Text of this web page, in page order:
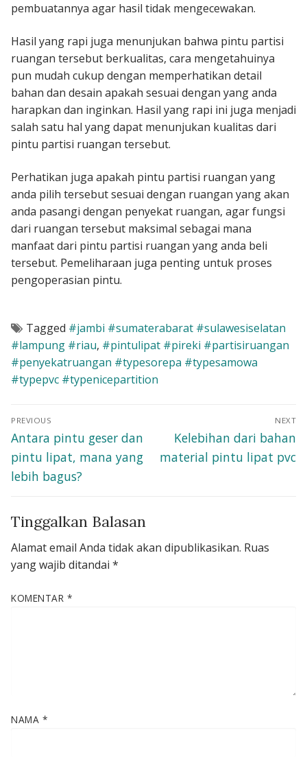
pembuatannya agar hasil tidak mengecewakan.
Hasil yang rapi juga menunjukan bahwa pintu partisi
ruangan tersebut berkualitas, cara mengetahuinya
pun mudah cukup dengan memperhatikan detail
bahan dan desain apakah sesuai dengan yang anda
harapkan dan inginkan. Hasil yang rapi ini juga menjadi
salah satu hal yang dapat menunjukan kualitas dari
pintu partisi ruangan tersebut.
Perhatikan juga apakah pintu partisi ruangan yang
anda pilih tersebut sesuai dengan ruangan yang akan
anda pasangi dengan penyekat ruangan, agar fungsi
dari ruangan tersebut maksimal sebagai mana
manfaat dari pintu partisi ruangan yang anda beli
tersebut. Pemeliharaan juga penting untuk proses
pengoperasian pintu.
Tagged #jambi #sumaterabarat #sulawesiselatan
#lampung #riau, #pintulipat #pireki #partisiruangan
#penyekatruangan #typesorepa #typesamowa
#typepvc #typenicepartition
Navigasi
pos
PREVIOUS
Previous
post:
Antara pintu geser dan
pintu lipat, mana yang
lebih bagus?
NEXT
Next
post:
Kelebihan dari bahan
material pintu lipat pvc
Tinggalkan Balasan
Alamat email Anda tidak akan dipublikasikan. Ruas
yang wajib ditandai *
KOMENTAR *
NAMA *